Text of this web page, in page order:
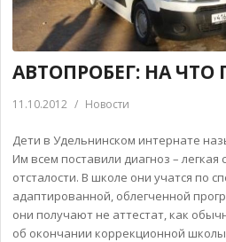
АВТОПРОБЕГ: НА
11.10.2012 / Новости
Дети в Удельнинском интернате
Им всем поставили диагноз – легкая
отсталости. В школе они учатся по
адаптированной, облегченной
они получают не аттестат, как
об окончании коррекционной